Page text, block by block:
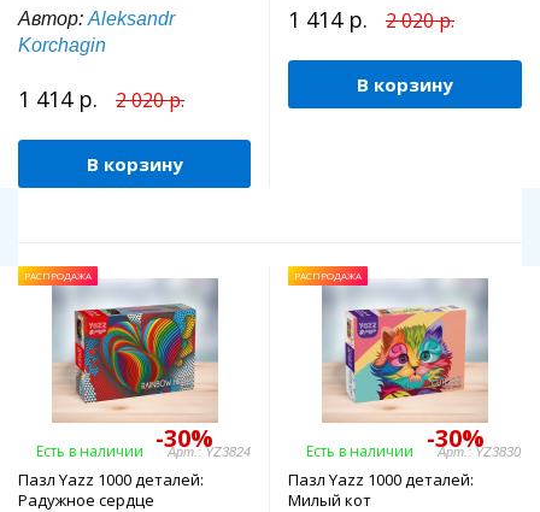
Автор: Aleksandr
Korchagin
1 414 р. 2 020 р.
В корзину
1 414 р. 2 020 р.
В корзину
РАСПРОДАЖА
-30%
Есть в наличии Арт.: YZ3824
Пазл Yazz 1000 деталей:
Радужное сердце
РАСПРОДАЖА
-30%
Есть в наличии Арт.: YZ3830
Пазл Yazz 1000 деталей:
Милый кот